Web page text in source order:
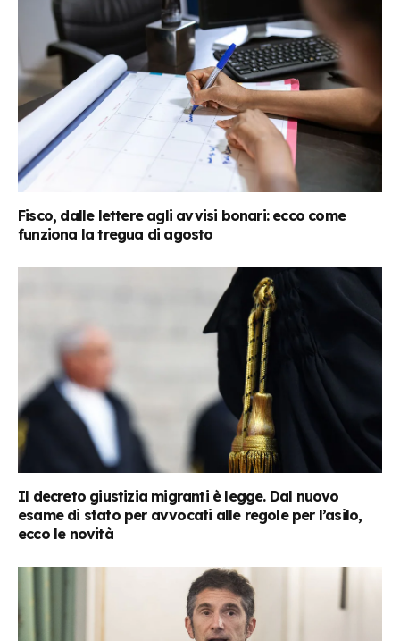
Fisco, dalle lettere agli avvisi bonari: ecco come
funziona la tregua di agosto
Il decreto giustizia migranti è legge. Dal nuovo
esame di stato per avvocati alle regole per l’asilo,
ecco le novità